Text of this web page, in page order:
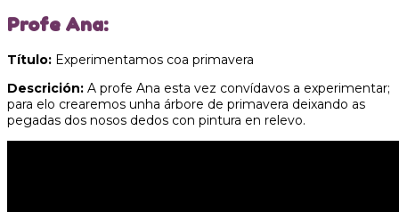
Profe Ana:
Título: Experimentamos coa primavera
Descrición: A profe Ana esta vez convídavos a experimentar;
para elo crearemos unha árbore de primavera deixando as
pegadas dos nosos dedos con pintura en relevo.